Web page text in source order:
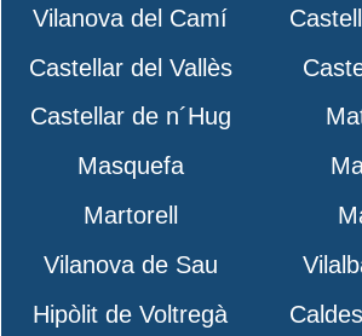
Vilanova del Camí
Castellar del Vallès
Castellar de n´Hug
Masquefa
Martorell
Vilanova de Sau
Hipòlit de Voltregà